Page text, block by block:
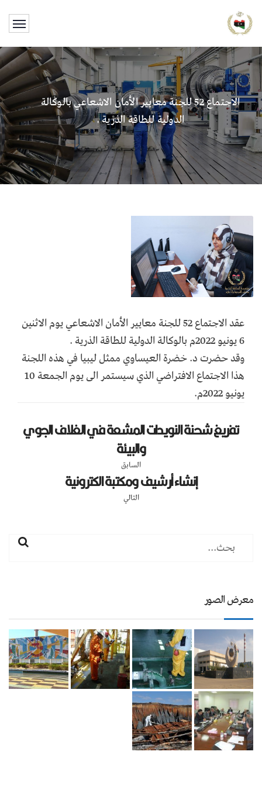
الاجتماع 52 للجنة معايير الأمان الاشعاعي بالوكالة
الدولية للطاقة الذرية .
عقد الاجتماع 52 للجنة معايير الأمان الاشعاعي يوم الاثنين
6 يونيو 2022م بالوكالة الدولية للطاقة الذرية .
وقد حضرت د. خضرة العيساوي ممثل ليبيا في هذه اللجنة
هذا الاجتماع الافتراضي الذي سيستمر الى يوم الجمعة 10
يونيو 2022م.
تفريغ شحنة النويدات المشعة في الغلاف الجوي
والبيئة
السابق
إنشاء أرشيف ومكتبة الكترونية
التالي
معرض الصور